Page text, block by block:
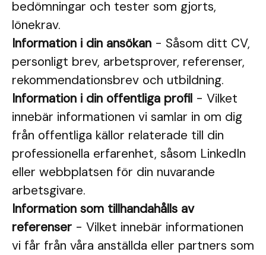
bedömningar och tester som gjorts,
lönekrav.
Information i din ansökan - Såsom ditt CV,
personligt brev, arbetsprover, referenser,
rekommendationsbrev och utbildning.
Information i din offentliga profil - Vilket
innebär informationen vi samlar in om dig
från offentliga källor relaterade till din
professionella erfarenhet, såsom LinkedIn
eller webbplatsen för din nuvarande
arbetsgivare.
Information som tillhandahålls av
referenser - Vilket innebär informationen
vi får från våra anställda eller partners som